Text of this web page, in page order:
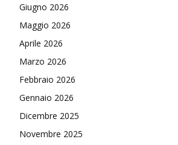
Giugno 2026
Maggio 2026
Aprile 2026
Marzo 2026
Febbraio 2026
Gennaio 2026
Dicembre 2025
Novembre 2025